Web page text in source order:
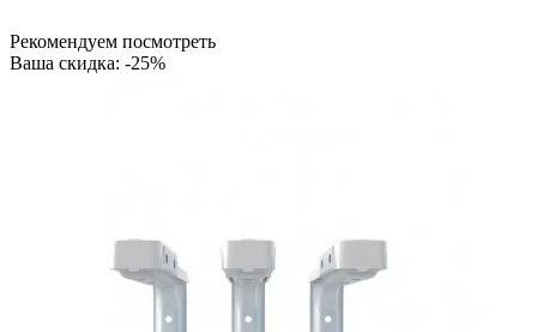
Рекомендуем посмотреть
Ваша скидка: -25%